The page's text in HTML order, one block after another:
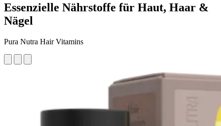
Essenzielle Nährstoffe für Haut, Haar &
Nägel
Pura Nutra Hair Vitamins